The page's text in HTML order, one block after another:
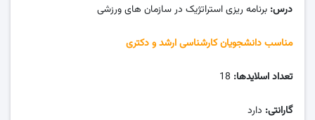
درس: برنامه ریزی استراتژیک در سازمان های ورزشی
مناسب دانشجویان کارشناسی ارشد و دکتری
تعداد اسلایدها:
گارانتی: دارد